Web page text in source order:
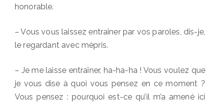
honorable.
– Vous vous laissez entraîner par vos paroles, dis-je,
le regardant avec mépris.
– Je me laisse entraîner, ha-ha-ha ! Vous voulez que
je vous dise à quoi vous pensez en ce moment ?
Vous pensez : pourquoi est-ce qu’il m’a amené ici